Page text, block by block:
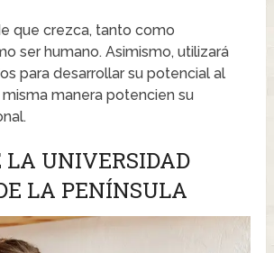
que crezca, tanto como
ser humano. Asimismo, utilizará
para desarrollar su potencial al
manera potencien su
LA UNIVERSIDAD
LA PENÍNSULA